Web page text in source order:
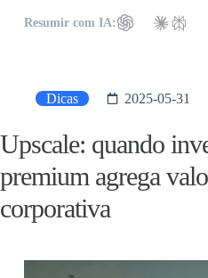
Resumir com IA:
Dicas 2025-05-31
Upscale: quando
premium agrega
corporativa